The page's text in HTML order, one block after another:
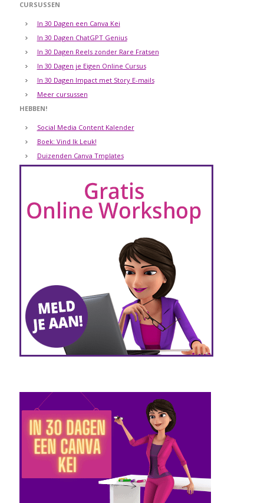
CURSUSSEN
In 30 Dagen een Canva Kei
In 30 Dagen ChatGPT Genius
In 30 Dagen Reels zonder Rare Fratsen
In 30 Dagen je Eigen Online Cursus
In 30 Dagen Impact met Story E-mails
Meer cursussen
HEBBEN!
Social Media Content Kalender
Boek: Vind Ik Leuk!
Duizenden Canva Tmplates